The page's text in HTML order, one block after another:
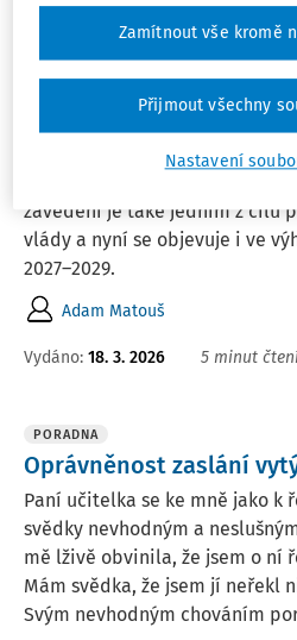
ČLÁNKY
Kariérní systém pro
inspirovat?
Kariérní systém pro učitele a
zavedení je také jedním z cílů
vlády a nyní se objevuje i ve
2027–2029.
Adam Matouš
Vydáno: 18. 3. 2026 5 minut
PORADNA
Oprávněnost zaslání
Paní učitelka se ke mně jako k
svědky nevhodným a
mě lživě obvinila, že jsem o ní
Mám svědka, že jsem jí neřekl
Svým nevhodným chováním
Nastavení
Zamítnout vše kromě
Přijmout všechny